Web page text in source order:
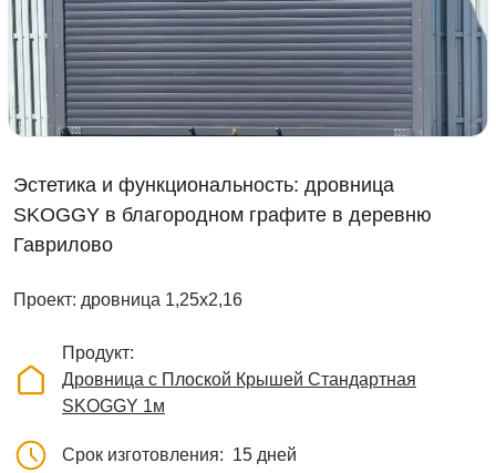
Эстетика и функциональность: дровница
SKOGGY в благородном графите в деревню
Гаврилово
Проект: дровница 1,25х2,16
Продукт
Дровница с Плоской Крышей Стандартная
SKOGGY 1м
Срок изготовления 15 дней